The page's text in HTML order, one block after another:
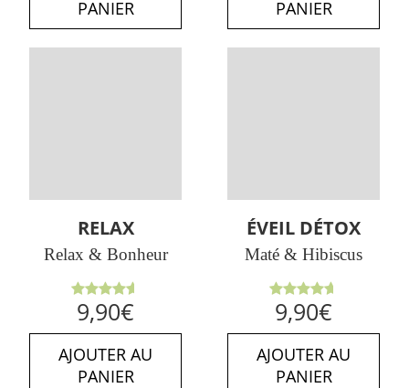
PANIER
PANIER
RELAX
Relax & Bonheur
Note
4.63sur
5
9,90€
AJOUTER AU
PANIER
ÉVEIL DÉTOX
Maté & Hibiscus
Note
4.67sur
5
9,90€
AJOUTER AU
PANIER